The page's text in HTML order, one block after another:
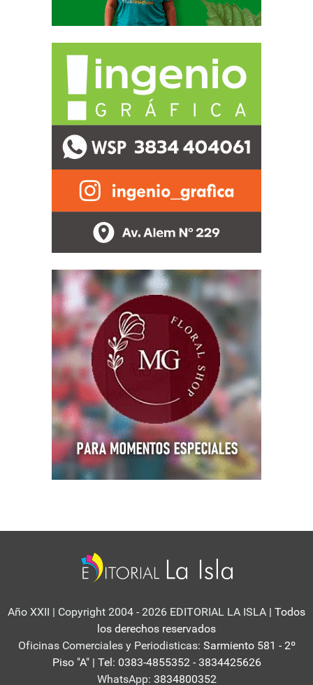
Año XXII | Copyright 2004 - 2026 EDITORIAL LA ISLA | Todos
los derechos reservados
Oficinas Comerciales y Periodisticas: Sarmiento 581 - 2º
Piso "A" | Tel: 0383-4855352 - 3834425626
WhatsApp: 3834800352